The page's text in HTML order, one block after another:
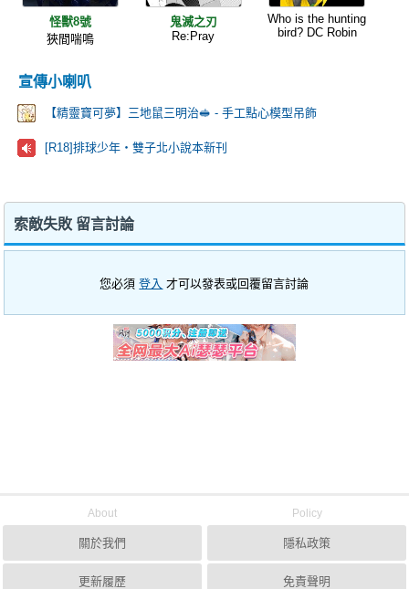
怪獸8號
狹間喘鳴
鬼滅之刃
Re:Pray
Who is the hunting
bird? DC Robin
宣傳小喇叭
【精靈寶可夢】三地鼠三明治🥪 - 手工點心模型吊飾
[R18]排球少年‧雙子北小說本新刊
索敵失敗 留言討論
您必須登入 才可以發表或回覆留言討論
About
關於我們
更新履歷
Policy
隱私政策
免責聲明